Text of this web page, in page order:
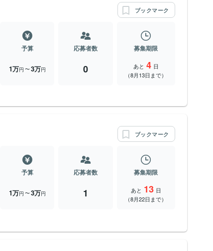
ブックマーク
予算
1万円 〜3万円
応募者数
0
募集期限
あと 4 日
（8月13日まで）
ブックマーク
予算
1万円 〜3万円
応募者数
1
募集期限
あと 13 日
（8月22日まで）